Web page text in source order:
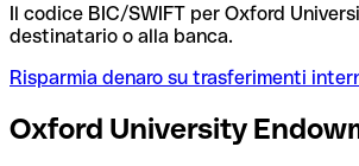
Il codice BIC/SWIFT per Oxford
destinatario o alla banca.
Risparmia denaro su trasferimenti
Oxford University